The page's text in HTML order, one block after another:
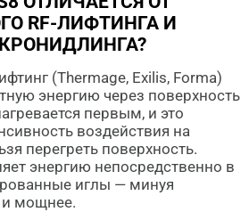
RF-ЛИФТИНГА И
(Thermage, Exilis, Forma)
энергию через поверхность
первым, и это
воздействия на
перегреть поверхность.
энергию непосредственно в
иглы — минуя
и мощнее.